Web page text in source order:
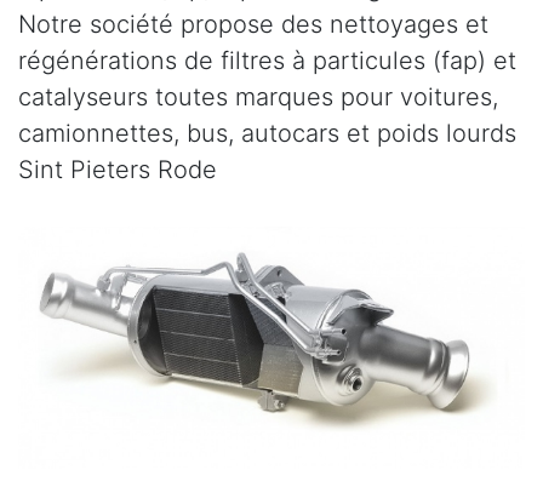
Notre société propose des nettoyages et
régénérations de filtres à particules (fap) et
catalyseurs toutes marques pour voitures,
camionnettes, bus, autocars et poids lourds
Sint Pieters Rode